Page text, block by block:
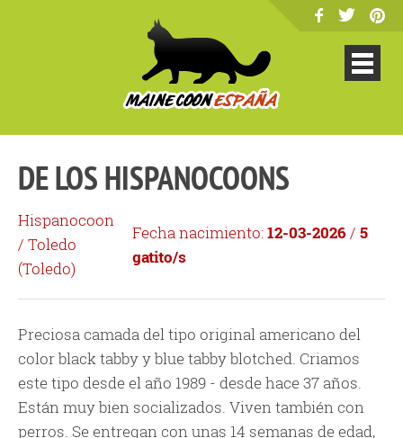
DE LOS HISPANOCOONS
Hispanocoon
/ Toledo
(Toledo)
Fecha nacimiento:12-03-2026 / 5
gatito/s
Preciosa camada del tipo original americano del
color black tabby y blue tabby blotched. Criamos
este tipo desde el año 1989 - desde hace 37 años.
Están muy bien socializados. Viven también con
perros. Se entregan con unas 14 semanas de edad,